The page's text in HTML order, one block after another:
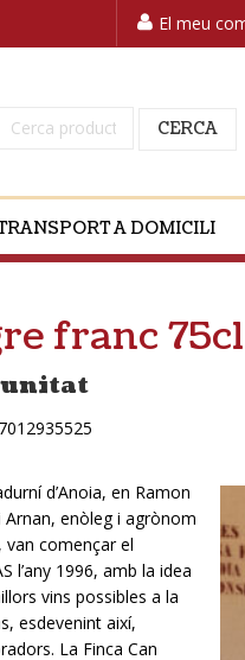
El meu
Cerca: CERCA
A DOMICILI
franc
d’Anoia, en Ramon
Arnan, enòleg i agrònom
començar el
l’any 1996, amb la idea
vins possibles a la
esdevenint així,
La Finca Can